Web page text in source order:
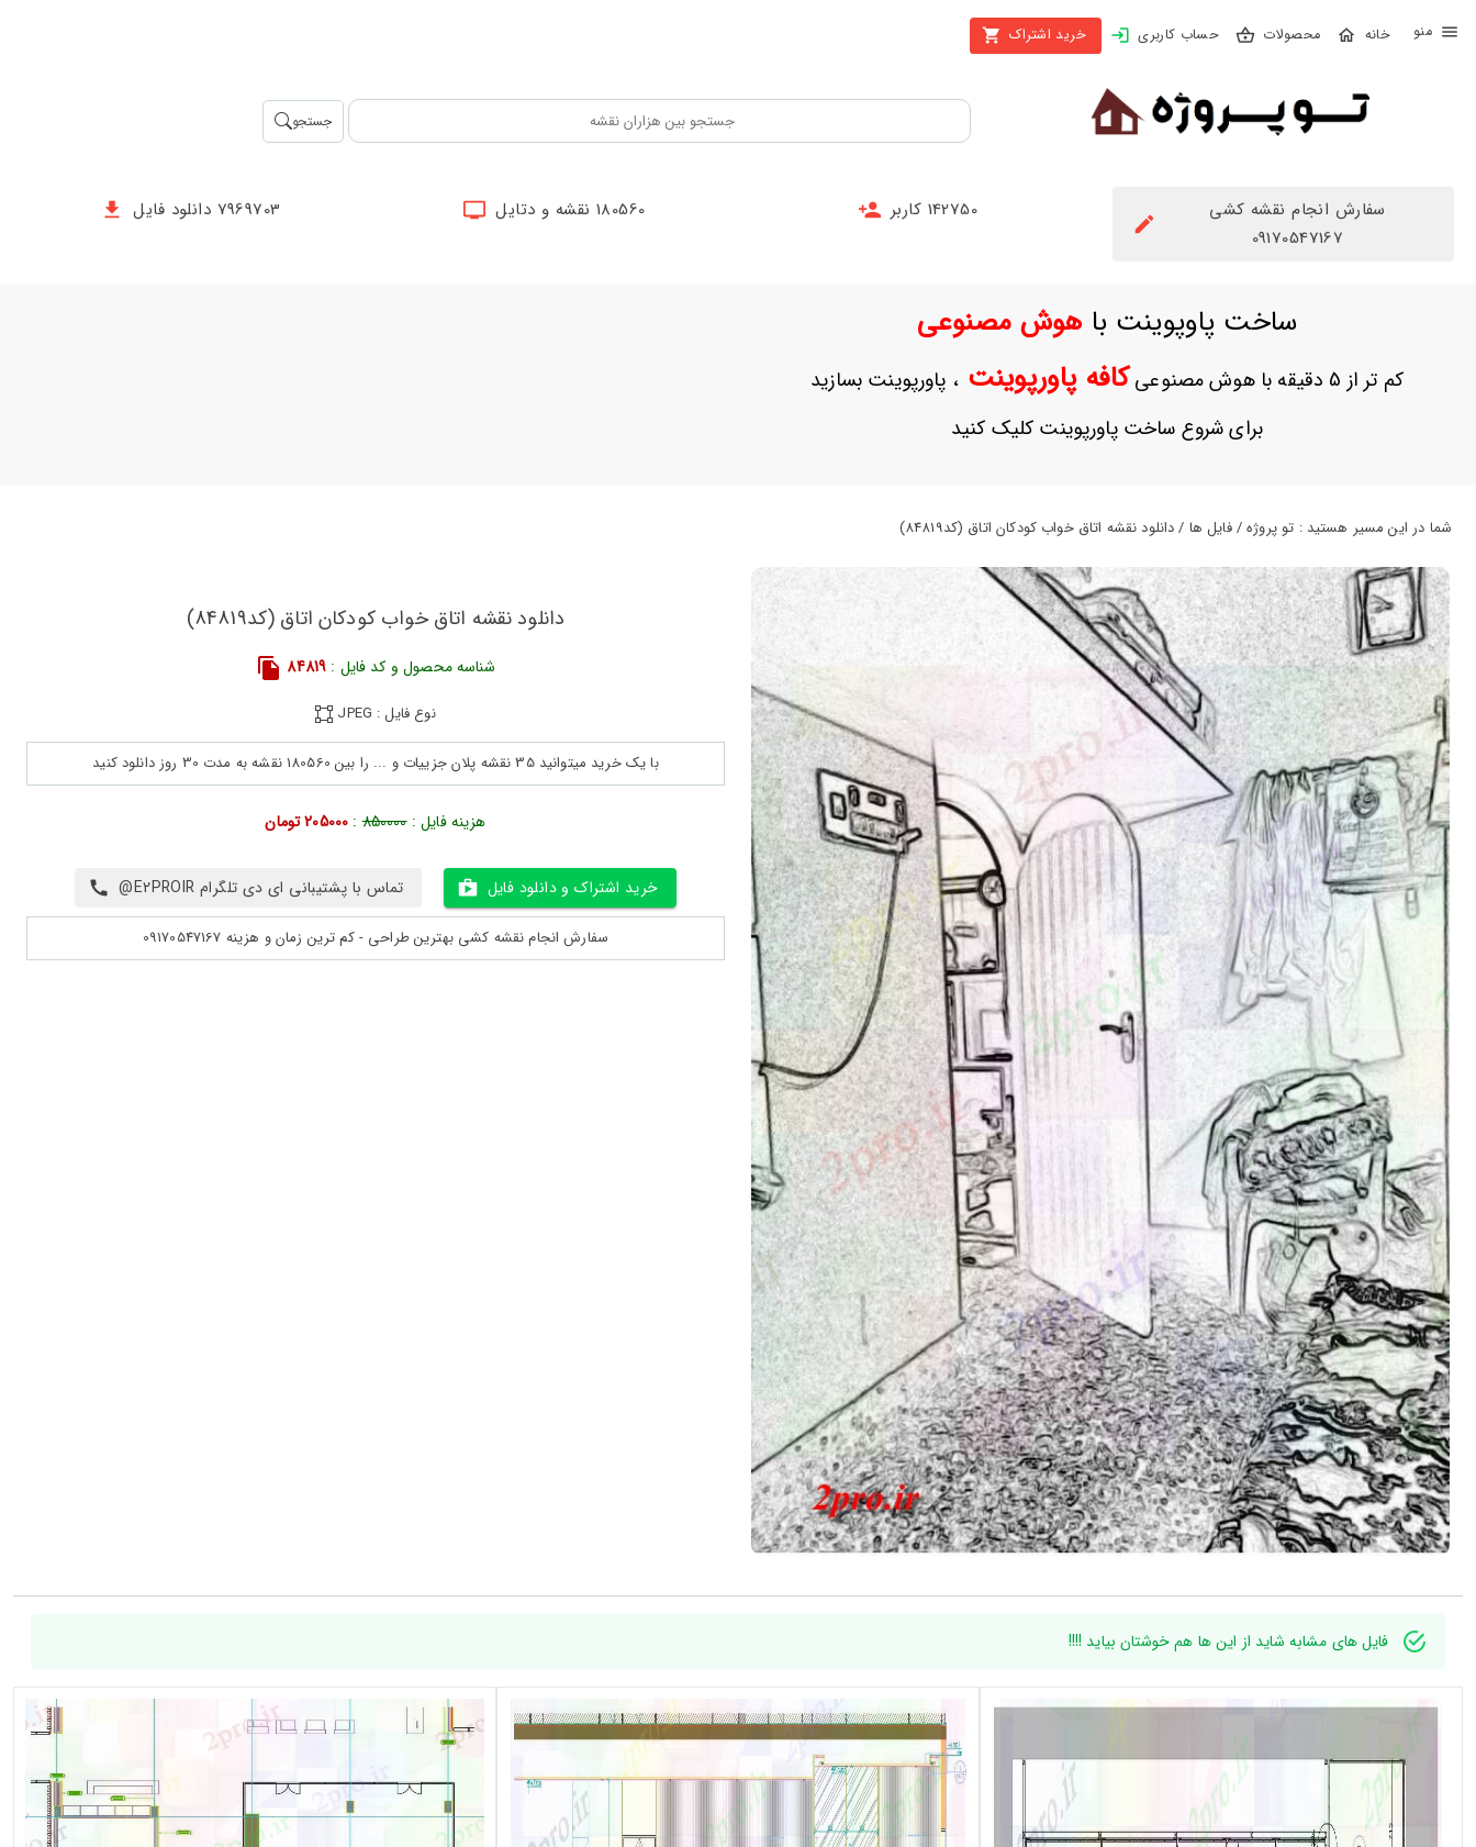
محصولات حساب کاربری خرید اشتراک
بستن
محصولات
حساب
کاربری
ثبت
نام
بازیابی
رمز
عبور
علاقه
مندی
ها
جستجو
سفارش انجام نقشه کشی
09170547167
142750 کاربر 180560 نقشه و دتایل 7969703 دانلود فایل
ساخت پاوپوینت باهوش مصنوعی
کم تر از 5 دقیقه با هوش مصنوعی کافه پاورپوینت، پاورپوینت بسازید
برای شروع ساخت پاورپوینت کلیک کنید
شما در این مسیر هستید : تو پروژه / فایل ها / دانلود نقشه اتاق خواب کودکان اتاق (کد84819)
دانلود نقشه اتاق خواب کودکان اتاق (کد84819)
شناسه محصول و کد فایل : 84819
نوع فایل : JPEG
با یک خرید میتوانید 35 نقشه پلان جزییات و ... را بین 180560 نقشه به مدت 30 روز دانلود کنید
هزینه فایل :850000
: 205000 تومان
خرید اشتراک و دانلود فایل تماس با پشتیبانی ای دی تلگرام E2PROIR@
سفارش انجام نقشه کشی بهترین طراحی - کم ترین زمان و هزینه 09170547167
فایل های مشابه شاید از این ها هم خوشتان بیاید !!!!